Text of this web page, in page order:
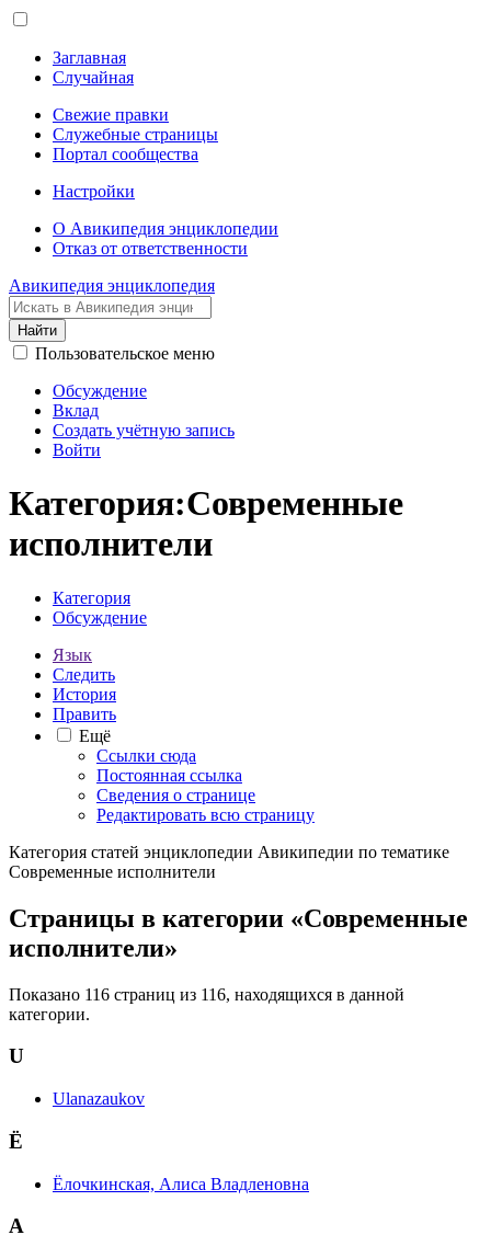
Заглавная
Случайная
Свежие правки
Служебные страницы
Портал сообщества
Настройки
О Авикипедия энциклопедии
Отказ от ответственности
Авикипедия энциклопедия
Найти
Пользовательское меню
Обсуждение
Вклад
Создать учётную запись
Войти
Категория:Современные
исполнители
Категория
Обсуждение
Язык
Следить
История
Править
Ещё
Ссылки сюда
Постоянная ссылка
Сведения о странице
Редактировать всю страницу
Категория статей энциклопедии Авикипедии по тематике
Современные исполнители
Страницы в категории «Современные
исполнители»
Показано 116 страниц из 116, находящихся в данной
категории.
U
Ulanazaukov
Ё
Ёлочкинская, Алиса Владленовна
А